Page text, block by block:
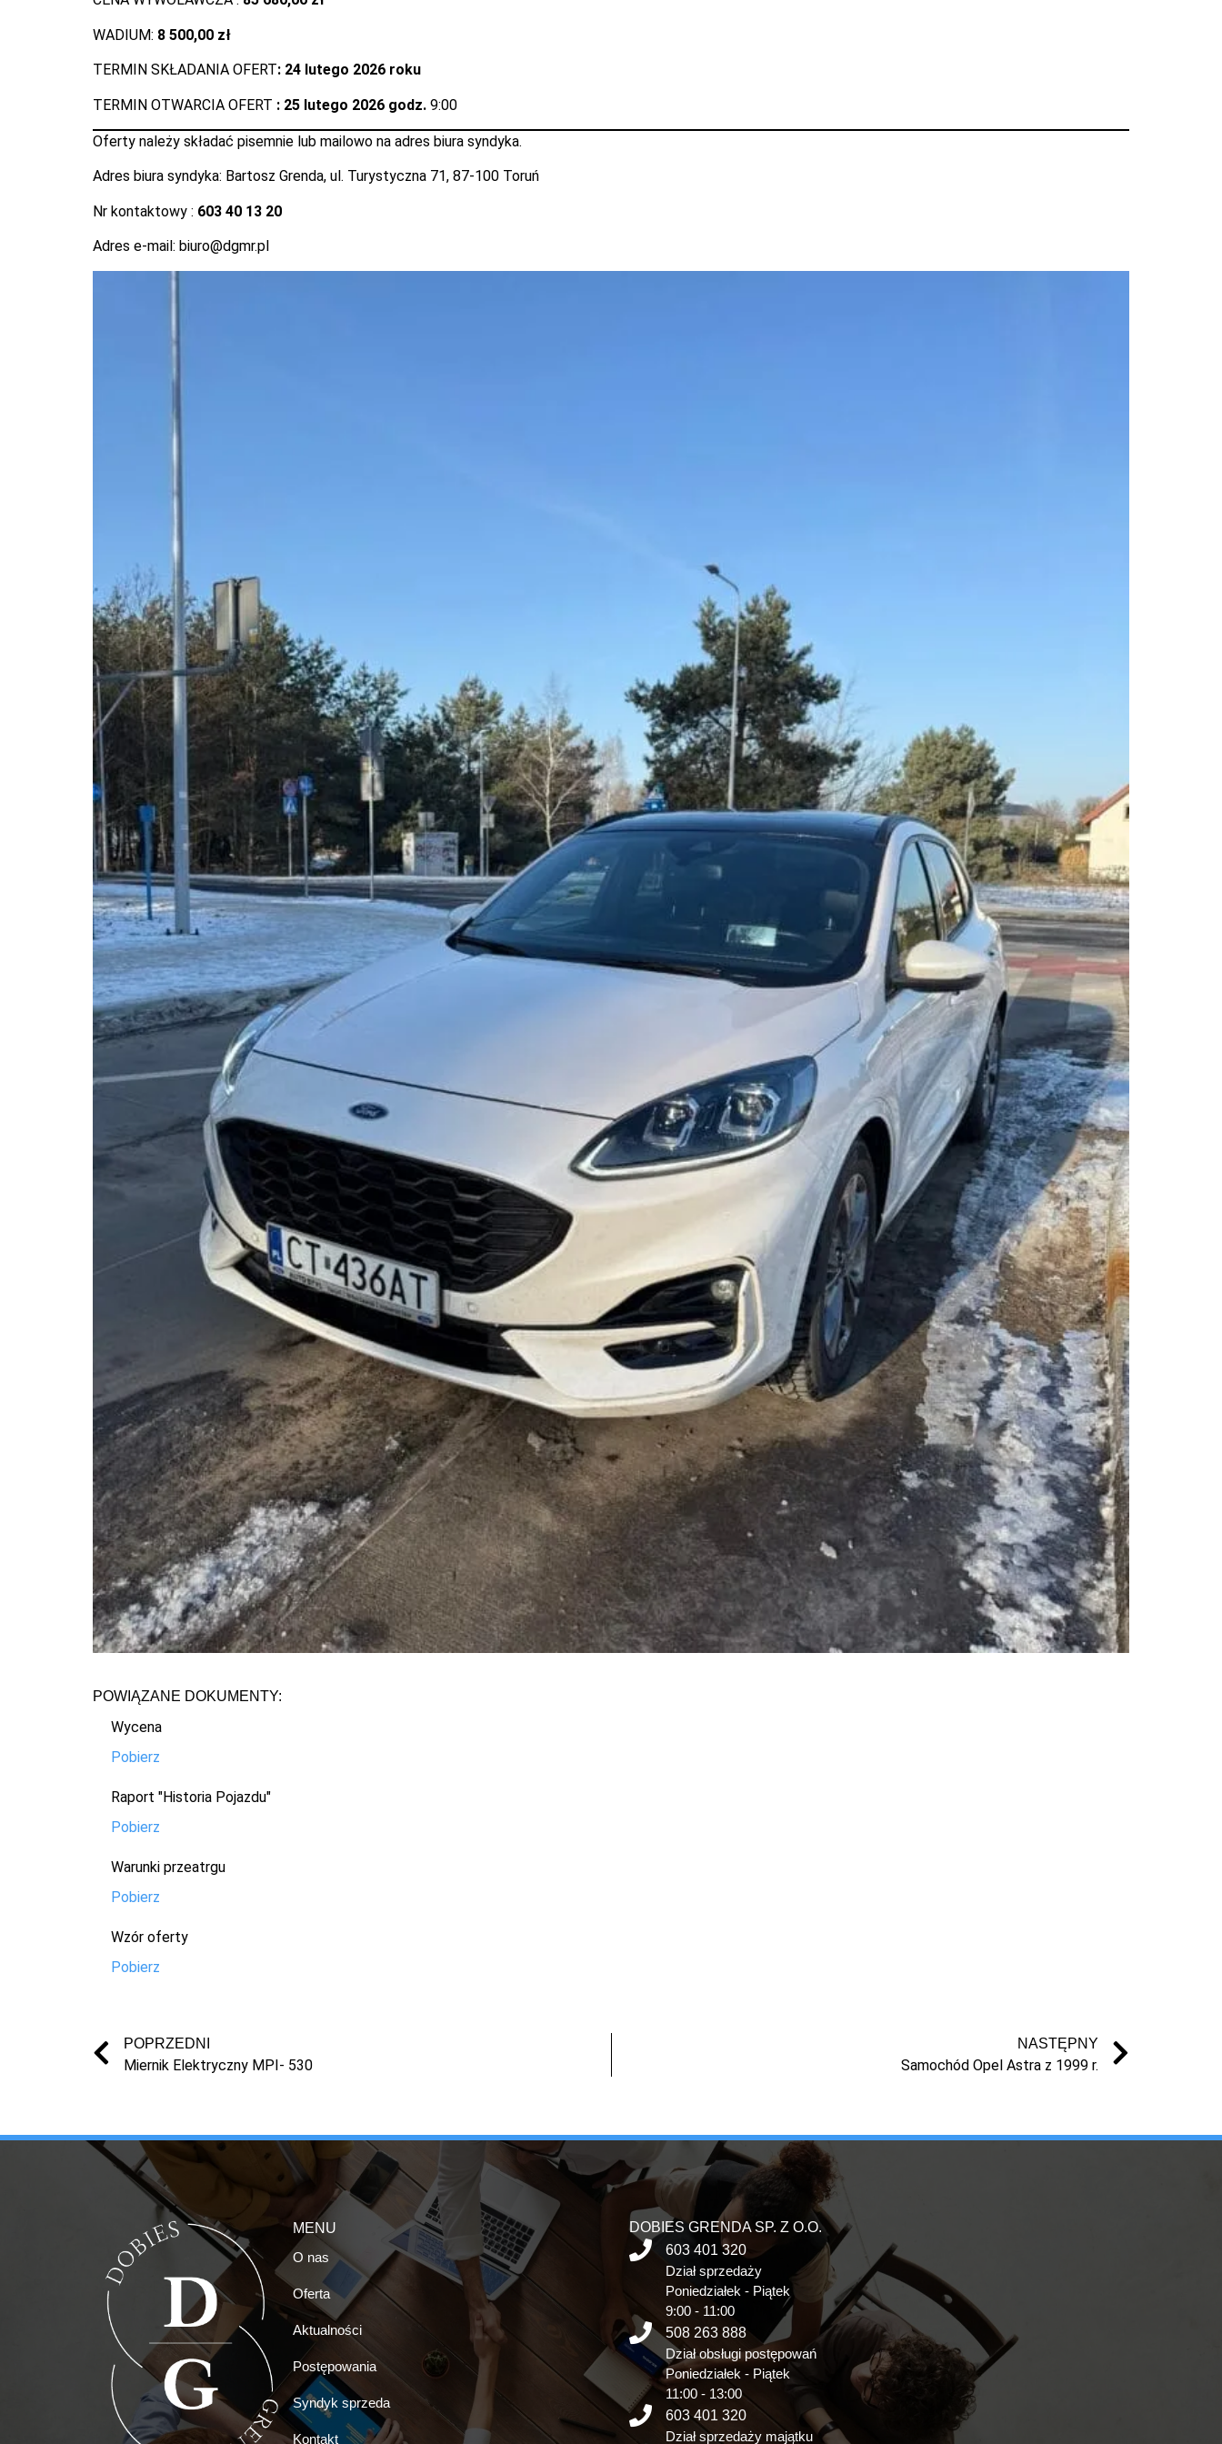
WADIUM: 8 500,00 zł
TERMIN SKŁADANIA OFERT: 24 lutego 2026 roku
TERMIN OTWARCIA OFERT : 25 lutego 2026 godz. 9:00
Oferty należy składać pisemnie lub mailowo na adres biura syndyka.
Adres biura syndyka: Bartosz Grenda, ul. Turystyczna 71, 87-100 Toruń
Nr kontaktowy : 603 40 13 20
Adres e-mail: biuro@dgmr.pl
POWIĄZANE DOKUMENTY:
Wycena
Pobierz
Raport "Historia Pojazdu"
Pobierz
Warunki przeatrgu
Pobierz
Wzór oferty
Pobierz
POPRZEDNI
Miernik Elektryczny MPI- 530
NASTĘPNY
Samochód Opel Astra z 1999 r.
MENU
O nas
Oferta
Aktualności
Postępowania
Syndyk sprzeda
Kontakt
DOBIES GRENDA SP. Z O.O.
603 401 320
Dział sprzedaży
Poniedziałek - Piątek
9:00 - 11:00
508 263 888
Dział obsługi postępowań
Poniedziałek - Piątek
11:00 - 13:00
603 401 320
Dział sprzedaży majątku